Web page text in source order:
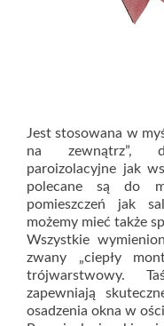
Jest stosowana w
na zewnątrz”,
paroizolacyjne jak
polecane są do
pomieszczeń jak
możemy mieć także
Wszystkie
zwany „ciepły
trójwarstwowy.
zapewniają
osadzenia okna w